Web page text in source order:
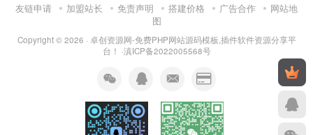
友链申请 加盟站长 免责声明 搭建价格 广告合作
网站地
图
Copyright © 2026 · 卓创资源网-免费PHP网站源码模板,插件软件资源分享平
台！ ·滇ICP备2022005568号